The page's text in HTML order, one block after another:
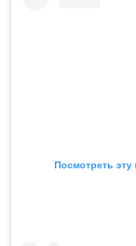
Посмотреть